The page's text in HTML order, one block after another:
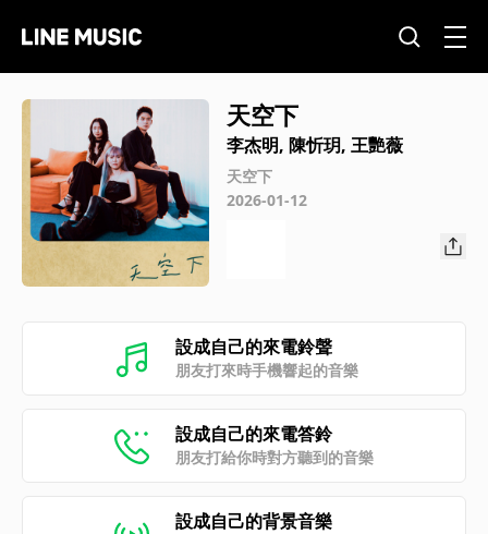
天空下
李杰明, 陳忻玥, 王艷薇
天空下
2026-01-12
設成自己的來電鈴聲
朋友打來時手機響起的音樂
設成自己的來電答鈴
朋友打給你時對方聽到的音樂
設成自己的背景音樂